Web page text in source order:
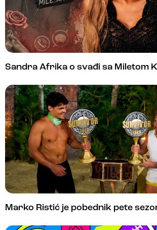
Sandra Afrika o svađi sa Miletom
Marko Ristić je pobednik pete